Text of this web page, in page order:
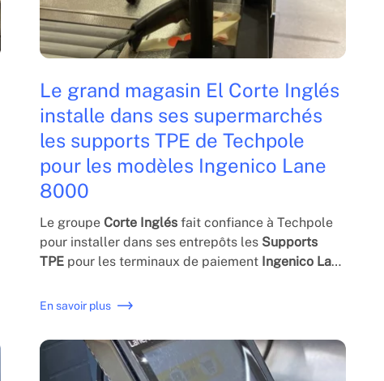
Le grand magasin El Corte Inglés
installe dans ses supermarchés
les supports TPE de Techpole
pour les modèles Ingenico Lane
8000
Le groupe Corte Inglésfait confiance à Techpole
pour installer dans ses entrepôts les Supports
TPEpour les terminaux de paiement Ingenico Lane
En savoir plus